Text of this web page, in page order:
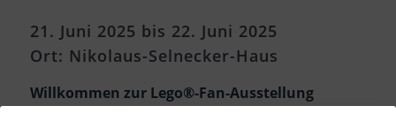
21. Juni 2025 bis 22. Juni 2025
Ort: Nikolaus-Selnecker-Haus
Willkommen zur Lego®-Fan-Ausstellung